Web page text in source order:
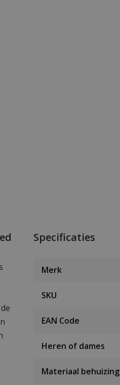
Specificaties
Merk
SKU
EAN Code
Heren of dames
Materiaal behuizing